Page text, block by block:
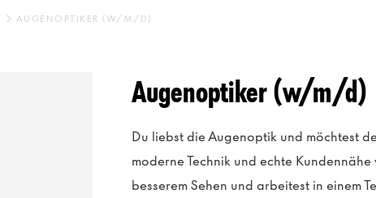
AUGENOPTIKER (W/M/D)
Augenoptiker (w/m/d)
Du liebst die Augenoptik und möchtest
moderne Technik und echte
besserem Sehen und arbeitest in einem